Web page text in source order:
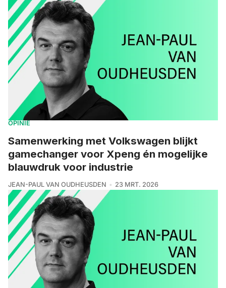
OPINIE
Samenwerking met Volkswagen blijkt
gamechanger voor Xpeng én mogelijke
blauwdruk voor industrie
JEAN-PAUL VAN OUDHEUSDEN 23 MRT. 2026